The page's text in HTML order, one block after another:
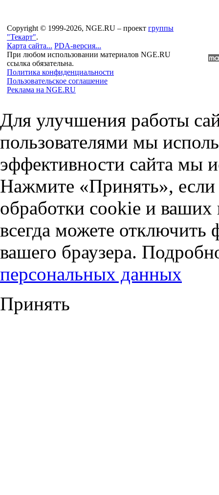
Copyright © 1999-2026, NGE.RU – проект группы
"Текарт".
Карта сайта... PDA-версия...
При любом использовании материалов NGE.RU
ссылка обязательна.
Политика конфиденциальности
Пользовательское соглашение
Реклама на NGE.RU
Для улучшения работы
пользователями мы
эффективности сайта мы
Нажмите «Принять», если
обработки cookie и
всегда можете отключить
вашего браузера.
персональных данных
Принять